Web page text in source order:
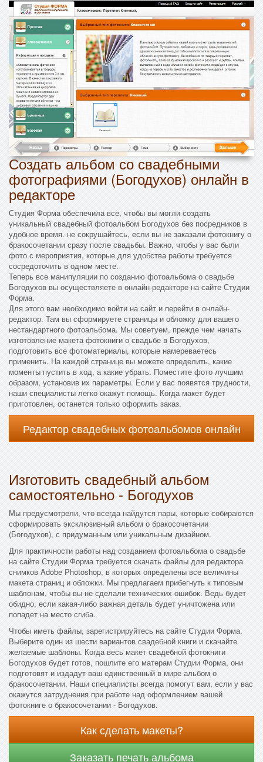
Создать альбом со свадебными
фотографиями (Богодухов) онлайн в
редакторе
Студия Форма обеспечила все, чтобы вы могли создать
уникальный свадебный фотоальбом Богодухов без посредников в
удобное время. не сокрушайтесь, если вы не заказали фотокнигу о
бракосочетании сразу после свадьбы. Важно, чтобы у вас были
фото с мероприятия, которые для удобства работы требуется
сосредоточить в одном месте.
Теперь все манипуляции по созданию фотоальбома о свадьбе
Богодухов вы осуществляете в онлайн-редакторе на сайте Студии
Форма.
Для этого вам необходимо войти на сайт и перейти в онлайн-
редактор. Там вы сформируете страницы и обложку для вашего
нестандартного фотоальбома. Мы советуем, прежде чем начать
изготовление макета фотокниги о свадьбе в Богодухов,
подготовить все фотоматериалы, которые намереваетесь
применить. На каждой странице вы можете определить, какие
моменты пустить в ход, а какие убрать. Поместите фото лучшим
образом, установив их параметры. Если у вас появятся трудности,
наши специалисты легко окажут помощь. Когда макет будет
приготовлен, останется только оформить заказ.
Редактор свадебных фотоальбомов онлайн
Изготовить свадебный альбом
самостоятельно - Богодухов
Мы предусмотрели, что всегда найдутся пары, которые собираются
сформировать эксклюзивный альбом о бракосочетании
(Богодухов), с придуманным или уникальным дизайном.
Для практичности работы над созданием фотоальбома о свадьбе
на сайте Студии Форма требуется скачать файлы для редактора
снимков Adobe Photoshop, в которых определены все величины
макета страниц и обложки. Мы предлагаем прибегнуть к типовым
шаблонам, чтобы вы не сделали технических ошибок. Ведь будет
обидно, если какая-либо важная деталь будет уничтожена или
попадет на место сгиба.
Чтобы иметь файлы, зарегистрируйтесь на сайте Студии Форма.
Выберите один из шести вариантов свадебной книги и скачайте
желаемые шаблоны. Когда весь макет свадебной фотокниги
Богодухов будет готов, пошлите его матерам Студии Форма, они
подготовят и издадут ваш единственный в мире альбом о
бракосочетании. Наши специалисты всегда помогут вам, если у вас
окажутся затруднения при работе над оформлением вашей
фотокниге о бракосочетании - Богодухов.
Как сделать макеты?
Заказать печать альбома